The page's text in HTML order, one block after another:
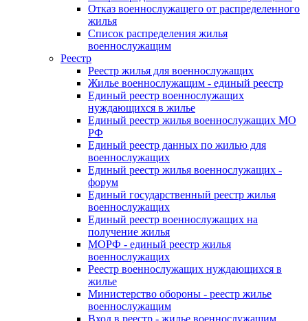
Отказ военнослужащего от распределенного
жилья
Список распределения жилья
военнослужащим
Реестр
Реестр жилья для военнослужащих
Жилье военнослужащим - единый реестр
Единый реестр военнослужащих
нуждающихся в жилье
Единый реестр жилья военнослужащих МО
РФ
Единый реестр данных по жилью для
военнослужащих
Единый реестр жилья военнослужащих -
форум
Единый государственный реестр жилья
военнослужащих
Единый реестр военнослужащих на
получение жилья
МОРФ - единый реестр жилья
военнослужащих
Реестр военнослужащих нуждающихся в
жилье
Министерство обороны - реестр жилье
военнослужащим
Вход в реестр - жилье военнослужащим